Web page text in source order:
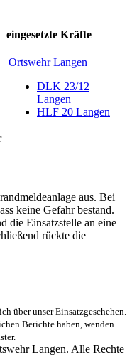
eingesetzte Kräfte
Ortswehr Langen
DLK 23/12
Langen
HLF 20 Langen
aus. Bei
keine Gefahr bestand.
die Einsatzstelle an eine
rückte die
über unser Einsatzgeschehen.
Berichte haben, wenden
Langen. Alle Rechte